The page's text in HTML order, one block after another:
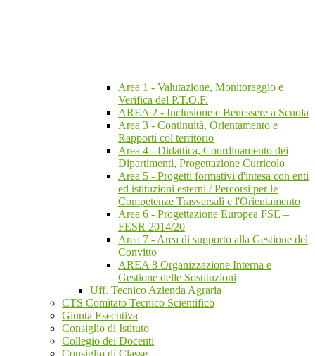
Area 1 - Valutazione, Monitoraggio e
Verifica del P.T.O.F.
AREA 2 - Inclusione e Benessere a Scuola
Area 3 - Continuità, Orientamento e
Rapporti col territorio
Area 4 - Didattica, Coordinamento dei
Dipartimenti, Progettazione Curricolo
Area 5 - Progetti formativi d'intesa con enti
ed istituzioni esterni / Percorsi per le
Competenze Trasversali e l'Orientamento
Area 6 - Progettazione Europea FSE –
FESR 2014/20
Area 7 - Area di supporto alla Gestione del
Convitto
AREA 8 Organizzazione Interna e
Gestione delle Sostituzioni
Uff. Tecnico Azienda Agraria
CTS Comitato Tecnico Scientifico
Giunta Esecutiva
Consiglio di Istituto
Collegio dei Docenti